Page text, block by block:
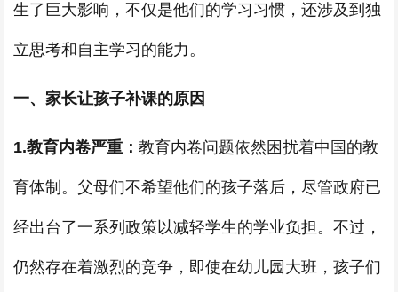
生了巨大影响，不仅是他们的学习习惯，还涉及到独
立思考和自主学习的能力。
一、家长让孩子补课的原因
1.教育内卷严重： 教育内卷问题依然困扰着中国的教
育体制。父母们不希望他们的孩子落后，尽管政府已
经出台了一系列政策以减轻学生的学业负担。不过，
仍然存在着激烈的竞争，即使在幼儿园大班，孩子们